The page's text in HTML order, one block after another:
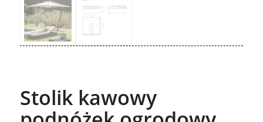
Stolik kawowy